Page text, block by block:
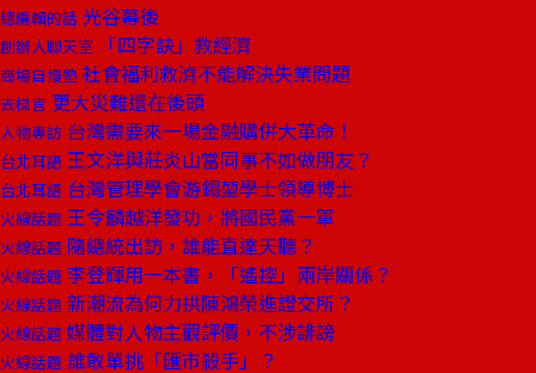
總編輯的話 光谷幕後
創辦人聊天室 「四字訣」救經濟
商場自慢塾 社會福利救濟不能解決失業問題
去梯言 更大災難還在後頭
人物專訪 台灣需要來一場金融購併大革命！
台北耳語 王文洋與莊炎山當同事不如做朋友？
台北耳語 台灣管理學會游錫堃學士領導博士
火線話題 王令麟越洋發功，將國民黨一軍
火線話題 隨總統出訪，誰能直達天聽？
火線話題 李登輝用一本書，「遙控」兩岸關係？
火線話題 新潮流為何力拱陳鴻榮進證交所？
火線話題 媒體對人物主觀評價，不涉誹謗
火線話題 誰敢單挑「匯市殺手」？